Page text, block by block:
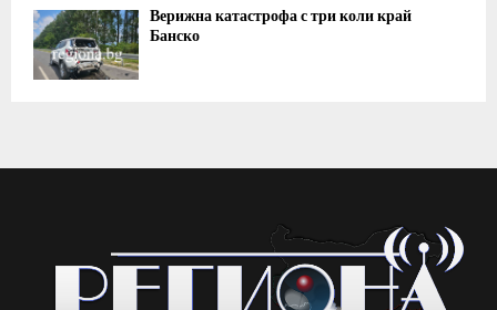
Верижна катастрофа с три коли край
Банско